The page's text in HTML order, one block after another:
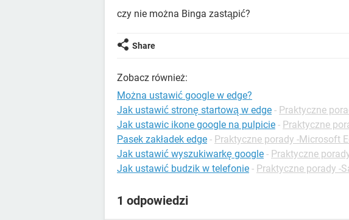
czy nie można Binga zastąpić?
Share
Zobacz również:
Można ustawić google w edge?
Jak ustawić stronę startową w edge - Praktyczne
Jak ustawic ikone google na pulpicie - Praktyczne
Pasek zakładek edge - Praktyczne porady -Microsoft
Jak ustawić wyszukiwarkę google - Praktyczne
Jak ustawić budzik w telefonie - Praktyczne porady -
1 odpowiedzi